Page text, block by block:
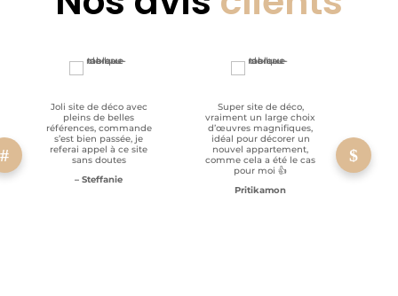
Joli site de déco avec
pleins de belles
références, commande
s’est bien passée, je
referai appel à ce site
sans doutes
– Steffanie
Super site de déco,
vraiment un large choix
d’œuvres magnifiques,
idéal pour décorer un
nouvel appartement,
comme cela a été le cas
pour moi 👍
Pritikamon